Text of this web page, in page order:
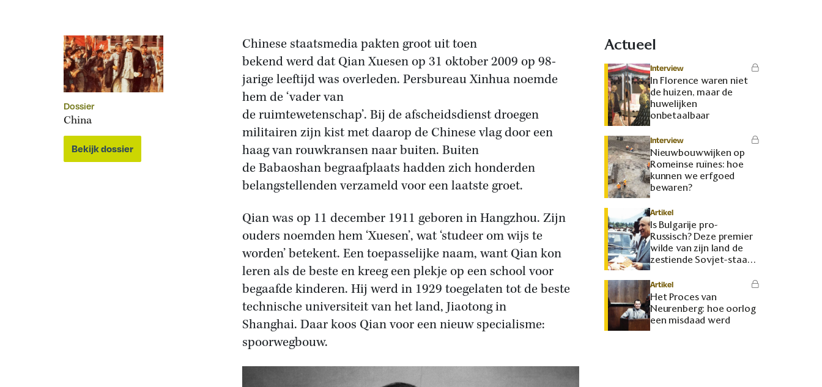
Dossier
China
Bekijk dossier
Chinese staatsmedia pakten groot uit toen
bekend werd dat Qian Xuesen op 31 oktober 2009 op 98-
jarige leeftijd was overleden. Persbureau Xinhua noemde
hem de ‘vader van
de ruimtewetenschap’. Bij de afscheidsdienst droegen
militairen zijn kist met daarop de Chinese vlag door een
haag van rouwkransen naar buiten. Buiten
de Babaoshan begraafplaats hadden zich honderden
belangstellenden verzameld voor een laatste groet.
Qian was op 11 december 1911 geboren in Hangzhou. Zijn
ouders noemden hem ‘Xuesen’, wat ‘studeer om wijs te
worden’ betekent. Een toepasselijke naam, want Qian kon
leren als de beste en kreeg een plekje op een school voor
begaafde kinderen. Hij werd in 1929 toegelaten tot de beste
technische universiteit van het land, Jiaotong in
Shanghai. Daar koos Qian voor een nieuw specialisme:
spoorwegbouw.
Actueel
Interview
In Florence waren niet
de huizen, maar de
huwelijken
onbetaalbaar
Interview
Nieuwbouwwijken op
Romeinse ruïnes: hoe
kunnen we erfgoed
bewaren?
Artikel
Is Bulgarije pro-
Russisch? Deze premier
wilde van zijn land de
zestiende Sovjet-staat
maken
Artikel
Het Proces van
Neurenberg: hoe oorlog
een misdaad werd